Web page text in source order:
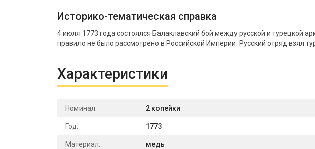
Историко-тематическая справка
4 июля 1773 года состоялся Балаклавский бой между русской и турецкой
правило не было рассмотрено в Российской Империи. Русский отряд взял
Характеристики
Номинал: 2 копейки
Год: 1773
Материал: медь